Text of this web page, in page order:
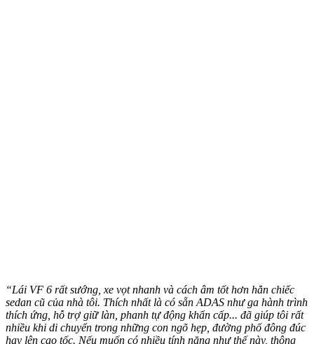
“Lái VF 6 rất sướng, xe vọt nhanh và cách âm tốt hơn hẳn chiếc
sedan cũ của nhà tôi. Thích nhất là có sẵn ADAS như ga hành trình
thích ứng, hỗ trợ giữ làn, phanh tự động khẩn cấp... đã giúp tôi rất
nhiều khi di chuyển trong những con ngõ hẹp, đường phố đông đúc
hay lên cao tốc. Nếu muốn có nhiều tính năng như thế này, thông